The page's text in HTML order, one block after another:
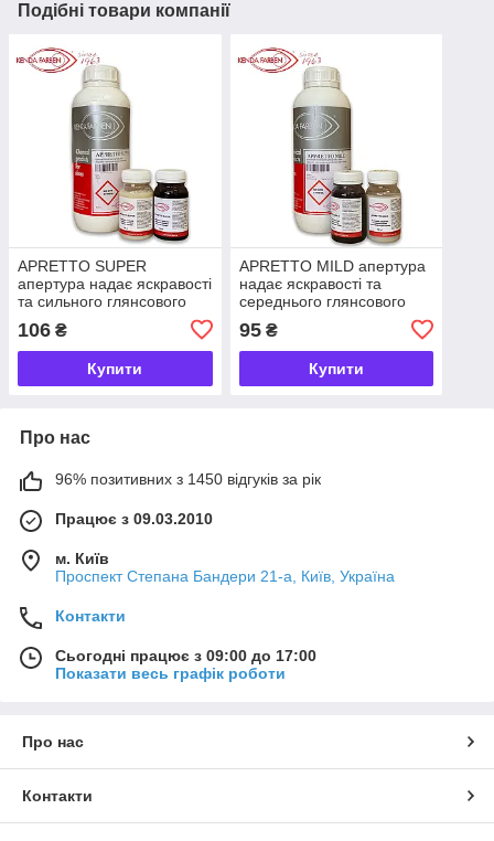
Подібні товари компанії
APRETTO SUPER
апертура надає яскравості
та сильного глянсового
чорний/бескольоровий
106 ₴
Купити
APRETTO MILD апертура
надає яскравості та
середнього глянсового
чорний/коричневий/
безбарвний
95₴
Купити
Про нас
96% позитивних з 1450 відгуків за рік
Працює з 09.03.2010
м. Київ
Проспект Степана Бандери 21-а, Київ, Україна
Контакти
Сьогодні працює з 09:00 до 17:00
Показати весь графік роботи
Про нас
Контакти